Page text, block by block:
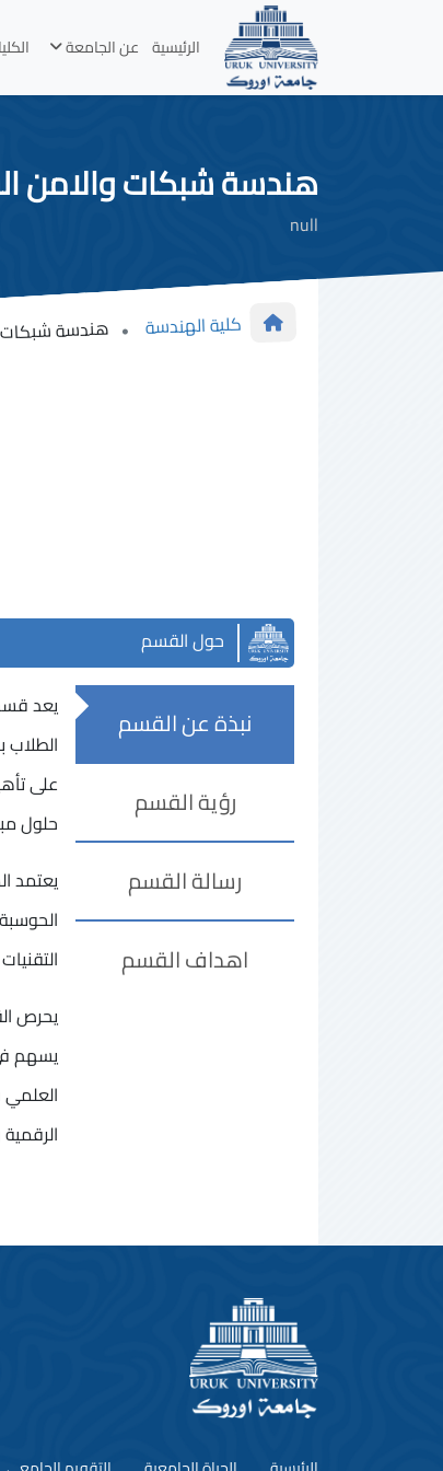
الرئيسية عن الجامعة
هندسة شبكات والامن
null
كلية الهندسة هندسة شبكات
حول القسم
نبذة عن القسم
رؤية القسم
رسالة القسم
اهداف القسم
يعد
الطلاب
على
حلول
يعتمد
يحرص
يسهم
العلمي